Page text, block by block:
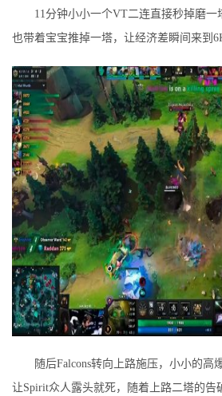
11分钟小小一个VT二连直接秒掉磨一
也带着宝宝推掉一塔，让经济差瞬间来到
随后Falcons转向上路施压，小小的高
让Spirit众人露头就死，随着上路二塔的告